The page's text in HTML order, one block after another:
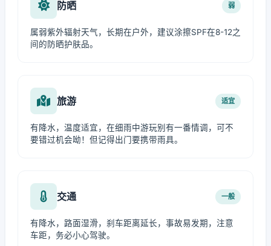
防晒 弱
属弱紫外辐射天气，长期在户外，建议涂擦SPF在8-12之
间的防晒护肤品。
旅游 适宜
有降水，温度适宜，在细雨中游玩别有一番情调，可不
要错过机会呦！但记得出门要携带雨具。
交通 一般
有降水，路面湿滑，刹车距离延长，事故易发期，注意
车距，务必小心驾驶。